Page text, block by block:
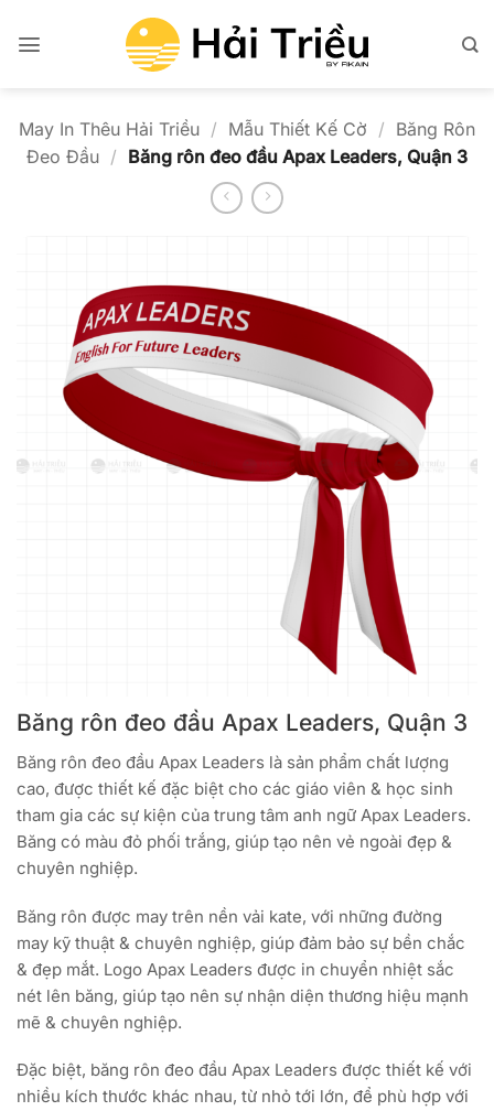
qua
May In Thêu Hải Triều / Mẫu Thiết Kế Cờ / Băng Rôn
Đeo Đầu / Băng rôn đeo đầu Apax Leaders, Quận 3
Băng rôn đeo đầu Apax Leaders, Quận 3
Băng rôn đeo đầu Apax Leaders là sản phẩm chất lượng
cao, được thiết kế đặc biệt cho các giáo viên & học sinh
tham gia các sự kiện của trung tâm anh ngữ Apax Leaders.
Băng có màu đỏ phối trắng, giúp tạo nên vẻ ngoài đẹp &
chuyên nghiệp.
Băng rôn được may trên nền vải kate, với những đường
may kỹ thuật & chuyên nghiệp, giúp đảm bảo sự bền chắc
& đẹp mắt. Logo Apax Leaders được in chuyển nhiệt sắc
nét lên băng, giúp tạo nên sự nhận diện thương hiệu mạnh
mẽ & chuyên nghiệp.
Đặc biệt, băng rôn đeo đầu Apax Leaders được thiết kế với
nhiều kích thước khác nhau, từ nhỏ tới lớn, để phù hợp với